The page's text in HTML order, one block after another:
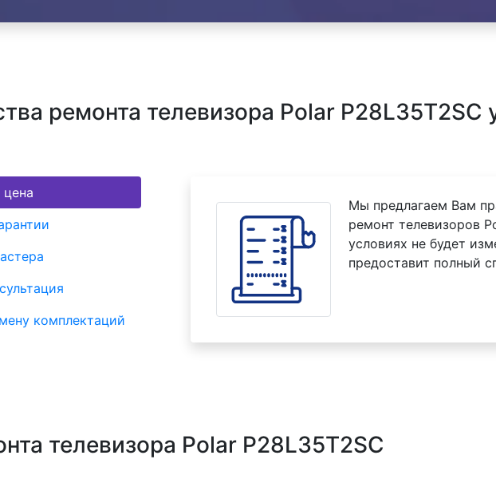
ремонта телевизора Polar P28L35T2SC
комплектаций
Мы предлагаем Вам
ремонт телевизоров
условиях не будет
предоставит полный
телевизора Polar P28L35T2SC